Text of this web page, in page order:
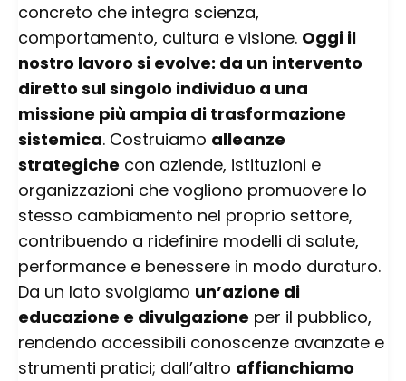
concreto che integra scienza,
comportamento, cultura e visione. Oggi il
nostro lavoro si evolve: da un intervento
diretto sul singolo individuo a una
missione più ampia di trasformazione
sistemica. Costruiamo alleanze
strategiche con aziende, istituzioni e
organizzazioni che vogliono promuovere lo
stesso cambiamento nel proprio settore,
contribuendo a ridefinire modelli di salute,
performance e benessere in modo duraturo.
Da un lato svolgiamo un’azione di
educazione e divulgazione per il pubblico,
rendendo accessibili conoscenze avanzate e
strumenti pratici; dall’altro affianchiamo